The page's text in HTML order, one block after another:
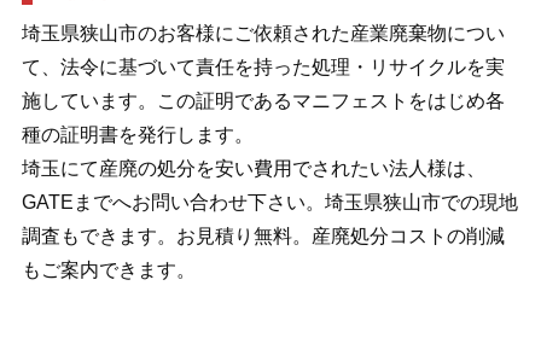
埼玉県狭山市のお客様にご依頼された産業廃棄物につい
て、法令に基づいて責任を持った処理・リサイクルを実
施しています。この証明であるマニフェストをはじめ各
種の証明書を発行します。
埼玉にて産廃の処分を安い費用でされたい法人様は、
GATEまでへお問い合わせ下さい。埼玉県狭山市での現地
調査もできます。お見積り無料。産廃処分コストの削減
もご案内できます。